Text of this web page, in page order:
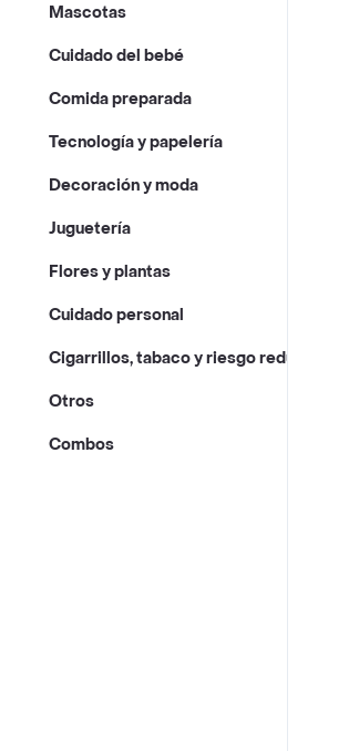
Mascotas
Cuidado del bebé
Comida preparada
Tecnología y papelería
Decoración y moda
Juguetería
Flores y plantas
Cuidado personal
Cigarrillos, tabaco y riesgo reducido
Otros
Combos